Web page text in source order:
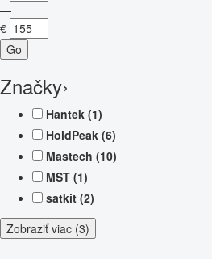
—
€
Go
Značky›
Hantek (1)
HoldPeak (6)
Mastech (10)
MST (1)
satkit (2)
Zobraziť viac (3)